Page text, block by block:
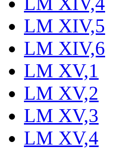
LM XIV,5
LM XIV,6
LM XV,1
LM XV,2
LM XV,3
LM XV,4